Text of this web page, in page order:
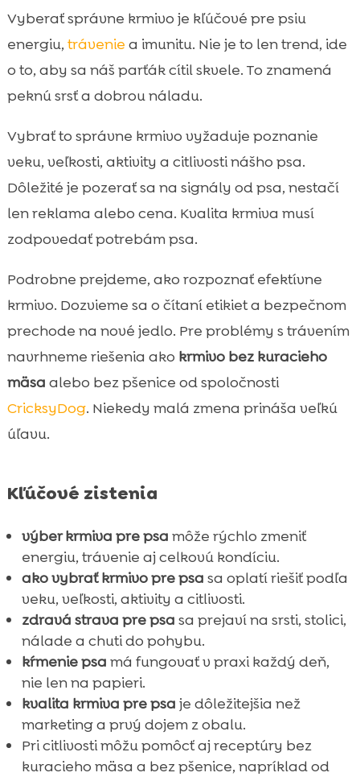
Čítanie etikiet: čo si všímať na zložení
krmiva

Citlivé trávenie a alergie: kedy dáva
zmysel hypoalergénne krmivo
hnačky
 Suché vs. mokré krmivo: kedy sa hodí ktoré
a ako ich kombinovať
 CricksyDog ako praktická voľba pre
každodenné kŕmenie bez kompromisov
chutnú alternatívu
 Maškrty a doplnky, ktoré podporia
kondíciu bez zbytočného zaťaženia
Starostlivosť zvonka, ktorá dopĺňa správne
FAQ
Vyberať správne krmivo je kľúčové pre psiu
energiu, trávenie a imunitu. Nie je to len trend, ide
o to, aby sa náš parťák cítil skvele. To znamená
peknú srsť a dobrou náladu.
Vybrať to správne krmivo vyžaduje poznanie
veku, veľkosti, aktivity a citlivosti nášho psa.
Dôležité je pozerať sa na signály od psa, nestačí
len reklama alebo cena. Kvalita krmiva musí
zodpovedať potrebám psa.
Podrobne prejdeme, ako rozpoznať efektívne
krmivo. Dozvieme sa o čítaní etikiet a bezpečnom
prechode na nové jedlo. Pre problémy s trávením
navrhneme riešenia ako krmivo bez kuracieho
mäsa alebo bez pšenice od spoločnosti
CricksyDog. Niekedy malá zmena prináša veľkú
úľavu.
Kľúčové zistenia
výber krmiva pre psa môže rýchlo zmeniť
energiu, trávenie aj celkovú kondíciu.
ako vybrať krmivo pre psa sa oplatí riešiť podľa
veku, veľkosti, aktivity a citlivosti.
zdravá strava pre psa sa prejaví na srsti, stolici,
nálade a chuti do pohybu.
kŕmenie psa má fungovať v praxi každý deň,
nie len na papieri.
kvalita krmiva pre psa je dôležitejšia než
marketing a prvý dojem z obalu.
Pri citlivosti môžu pomôcť aj receptúry bez
kuracieho mäsa a bez pšenice, napríklad od